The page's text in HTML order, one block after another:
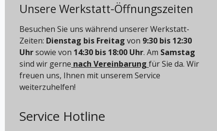
Unsere Werkstatt-Öffnungszeiten
Besuchen Sie uns während unserer Werkstatt-
Zeiten: Dienstag bis Freitag von 9:30 bis 12:30
Uhrsowie von 14:30 bis 18:00 Uhr. Am Samstag
sind wir gerne nach Vereinbarung für Sie da. Wir
freuen uns, Ihnen mit unserem Service
weiterzuhelfen!
Service Hotline